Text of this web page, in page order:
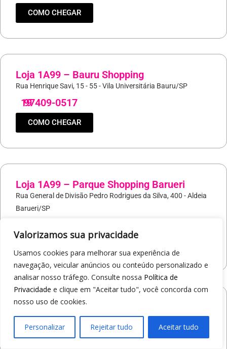
Valorizamos sua privacidade
Usamos cookies para melhorar sua experiência de
navegação, veicular anúncios ou conteúdo personalizado e
analisar nosso tráfego. Consulte nossa Política de
Privacidade e clique em "Aceitar tudo", você concorda com
nosso uso de cookies.
Personalizar Rejeitar tudo Aceitar tudo
COMO CHEGAR
Loja 1A99 – Bauru Shopping
Rua Henrique Savi, 15 - 55 - Vila Universitária Bauru/SP
19
97409-0517
COMO CHEGAR
Loja 1A99 – Parque Shopping Barueri
Rua General de Divisão Pedro Rodrigues da Silva, 400 - Aldeia
Barueri/SP
Loja 1A99 – North Shopping Barretos
Via Conselheiro Antonio Prado, 1400 - Pedro Cavaline
Barretos/SP